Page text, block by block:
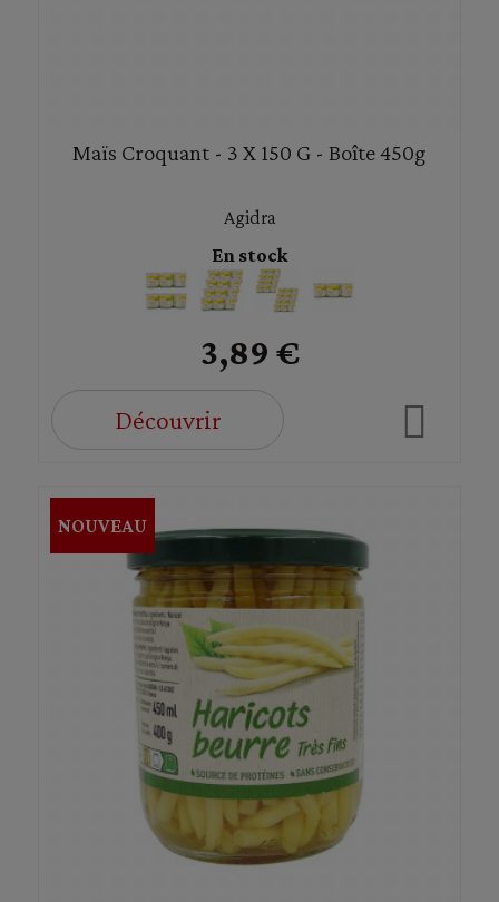
Maïs Croquant - 3 X 150 G - Boîte 450g
Agidra
En stock
3,89 €
Découvrir
NOUVEAU